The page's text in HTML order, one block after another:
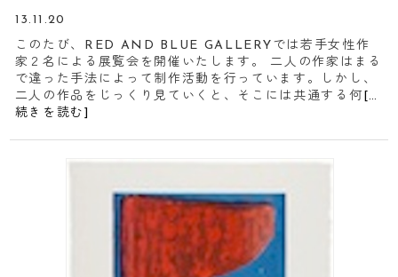
13.11.20
このたび、RED AND BLUE GALLERYでは若手女性作
家２名による展覧会を開催いたします。 二人の作家はまる
で違った手法によって制作活動を行っています。しかし、
二人の作品をじっくり見ていくと、そこには共通する何 […
続きを読む]